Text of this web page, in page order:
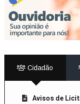
Cidadão
Avisos de